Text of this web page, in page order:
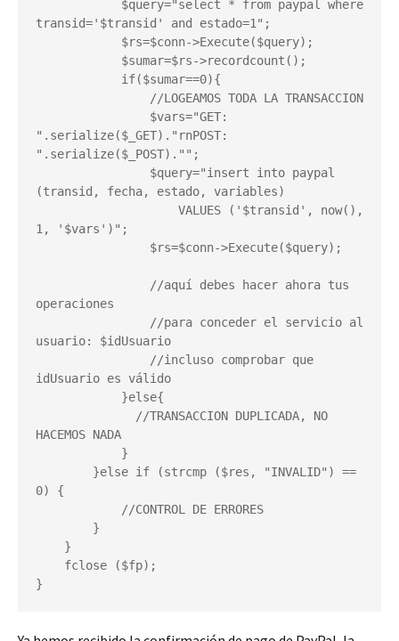
transid='$transid' and estado=1";
".serialize($_GET)."rnPOST:
".serialize($_POST)."";
(transid, fecha, estado, variables)
1, '$vars')";
operaciones
usuario: $idUsuario
idUsuario es válido
HACEMOS NADA
0) {
}